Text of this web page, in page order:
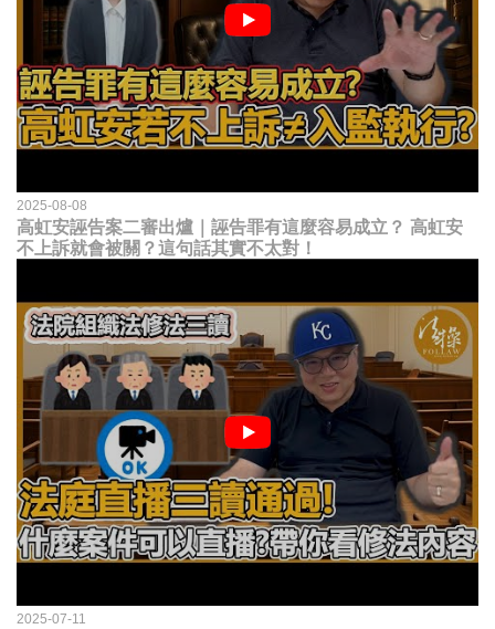
2025-08-08
高虹安誣告案二審出爐｜誣告罪有這麼容易成立？ 高虹安
不上訴就會被關？這句話其實不太對！
2025-07-11